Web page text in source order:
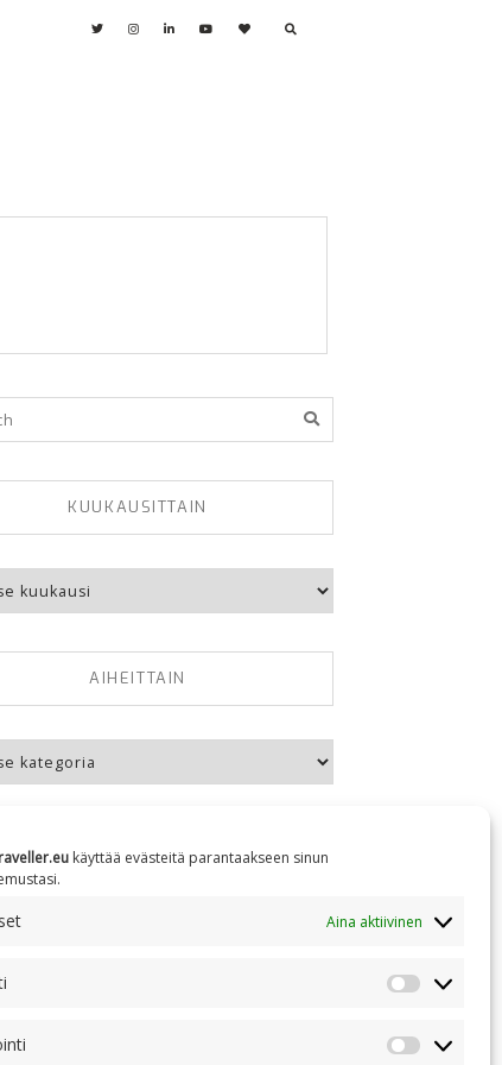
käyttää evästeitä parantaakseen sinun
Aina aktiivinen
Tilastointi
KUUKAUSITTAIN
AIHEITTAIN